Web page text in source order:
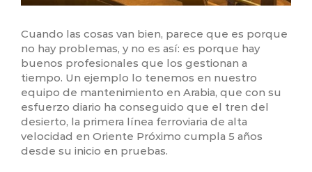
Cuando las cosas van bien, parece que es porque
no hay problemas, y no es así: es porque hay
buenos profesionales que los gestionan a
tiempo. Un ejemplo lo tenemos en nuestro
equipo de mantenimiento en Arabia, que con su
esfuerzo diario ha conseguido que el tren del
desierto, la primera línea ferroviaria de alta
velocidad en Oriente Próximo cumpla 5 años
desde su inicio en pruebas.